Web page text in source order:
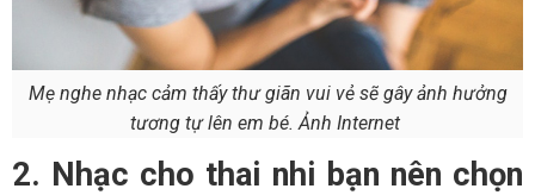
Mẹ nghe nhạc cảm thấy thư giãn vui vẻ sẽ gây ảnh hưởng
tương tự lên em bé. Ảnh Internet
2. Nhạc cho thai nhi bạn nên chọn